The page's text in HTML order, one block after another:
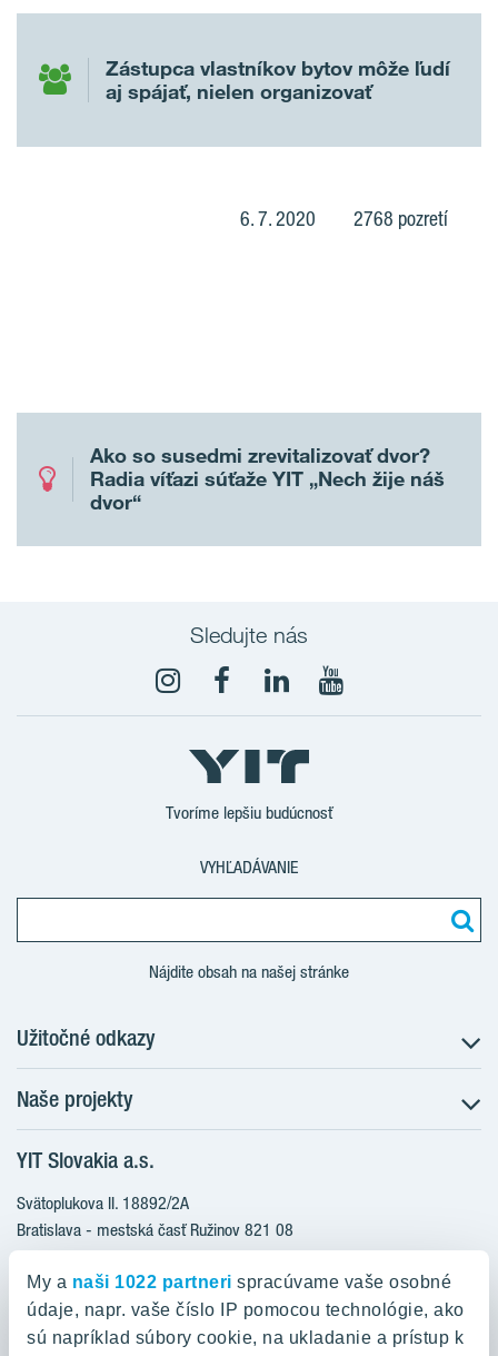
My a naši 1022 partneri spracúvame vaše osobné
údaje, napr. vaše číslo IP pomocou technológie, ako
sú napríklad súbory cookie, na ukladanie a prístup k
Zástupca vlastníkov bytov môže ľudí
aj spájať, nielen organizovať
6. 7. 2020 2768 pozretí
Ako so susedmi zrevitalizovať dvor?
Radia víťazi súťaže YIT „Nech žije náš
dvor“
Sledujte nás
YouTube
Tvoríme lepšiu budúcnosť
VYHĽADÁVANIE
Nájdite obsah na našej stránke
Užitočné odkazy
O nás
Prečo bývať s nami
Udržateľnosť máme v DNA
Starostlivosť o zákazníkov
Financovanie
Služba Starý za nový
Služba zariadenia bytu
Novinky a médiá
Naše projekty
Družstevné bývanie
NUPPU
ZWIRN
MLYNÁRKA
ZWIRN OFFICE
YIT Slovakia a.s.
Svätoplukova II. 18892/2A
Bratislava - mestská časť Ružinov 821 08
Slovakia
0800 800 474
info@yit.sk